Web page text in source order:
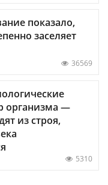
показало,
заселяет
36569
организма —
из строя,
5310